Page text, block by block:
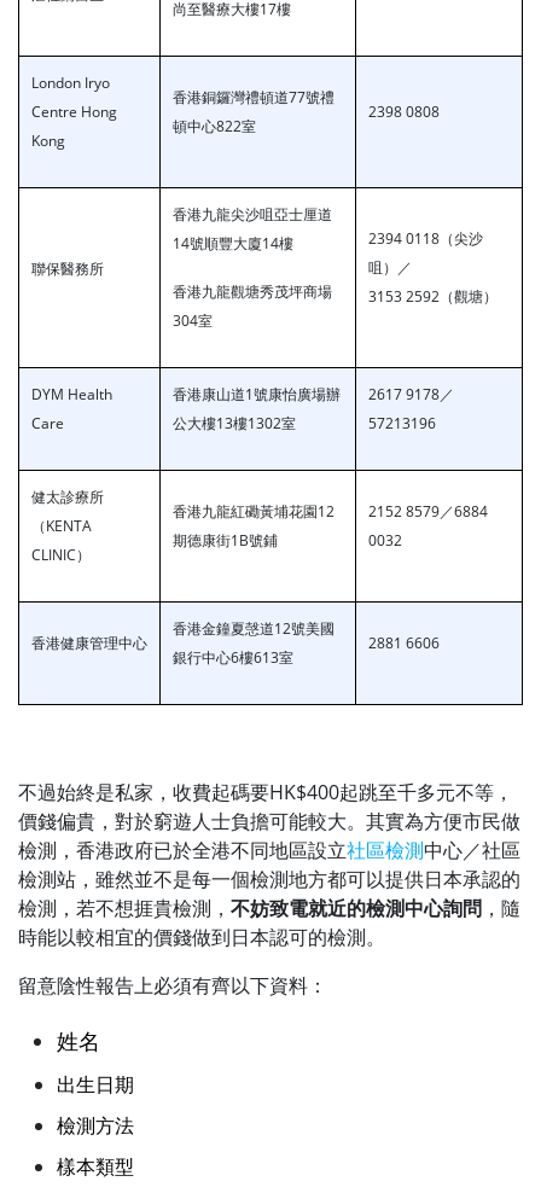
尚至醫療大樓17樓
London Iryo
Centre Hong
Kong
香港銅鑼灣禮頓道77號禮
頓中心822室
2398 0808
聯保醫務所
香港九龍尖沙咀亞士厘道
14號順豐大廈14樓
香港九龍觀塘秀茂坪商場
304室
2394 0118（尖沙
咀）／
3153 2592（觀塘）
DYM Health
Care
香港康山道1號康怡廣場辦
公大樓13樓1302室
2617 9178／
57213196
健太診療所
（KENTA
CLINIC）
香港九龍紅磡黃埔花園12
期德康街1B號鋪
2152 8579／6884
0032
香港健康管理中心
香港金鐘夏愨道12號美國
銀行中心6樓613室
2881 6606
不過始終是私家，收費起碼要HK$400起跳至千多元不等，
價錢偏貴，對於窮遊人士負擔可能較大。其實為方便市民做
檢測，香港政府已於全港不同地區設立社區檢測中心／社區
檢測站，雖然並不是每一個檢測地方都可以提供日本承認的
檢測，若不想捱貴檢測， 不妨致電就近的檢測中心詢問 ，隨
時能以較相宜的價錢做到日本認可的檢測。
留意陰性報告上必須有齊以下資料：
姓名
出生日期
檢測方法
樣本類型